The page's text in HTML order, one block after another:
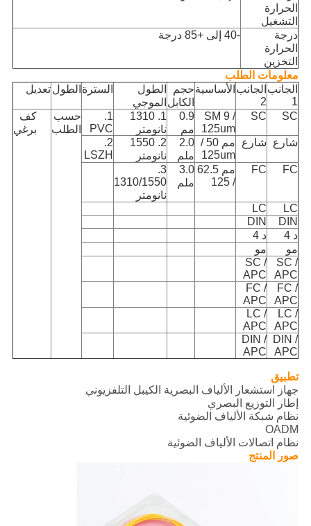
الحرارة
التشغيل
درجة
الحرارة
التخزين
-40 إلى +85 درجة
معلومات الطلب
الجانب
1
الجانب
2
الأساسيةحجم
الكابل
الطول
الموجي
السترة الطولتعديل
SC
SC
SM 9 /
125um
0.9
مم
1. 1310
نانومتر
1.
PVC
حسب
الطلب
كف
برغي
شارع
شارع
مم 50 /
125um
2.0
ملم
2. 1550
نانومتر
2.
LSZH
FC
FC
مم 62.5
/ 125
3.0
ملم
3.
1310/1550
نانومتر
LC
LC
DIN
DIN
د 4
د 4
مو
مو
SC /
APC
SC /
APC
FC /
APC
FC /
APC
LC /
APC
LC /
APC
DIN /
APC
DIN /
APC
تطبيق
جهاز استشعار الألياف البصرية الكيبل التلفزيوني
إطار التوزيع البصري
نظام شبكة الألياف الضوئية
OADM
نظام اتصالات الألياف الضوئية
صور المنتج